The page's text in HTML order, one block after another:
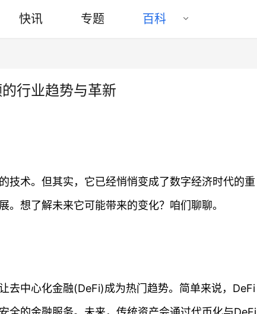
快讯 专题 百科
行业趋势与革新
技术。但其实，它已经悄悄变成了数字经济时代的重
想了解未来它可能带来的变化？咱们聊聊。
去中心化金融(DeFi)成为热门趋势。简单来说，DeFi